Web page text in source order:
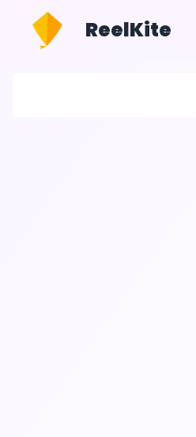
ReelKite